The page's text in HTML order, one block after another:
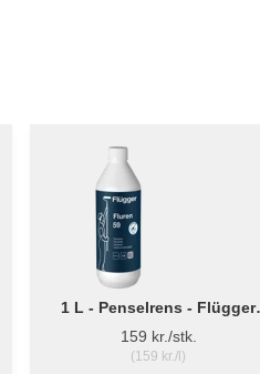
1 L - Penselrens - Flügger
Fluren 59
159 kr./stk.
(159 kr./l)